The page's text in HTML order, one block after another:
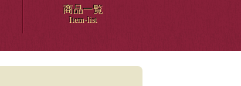
商品一覧
Item-list